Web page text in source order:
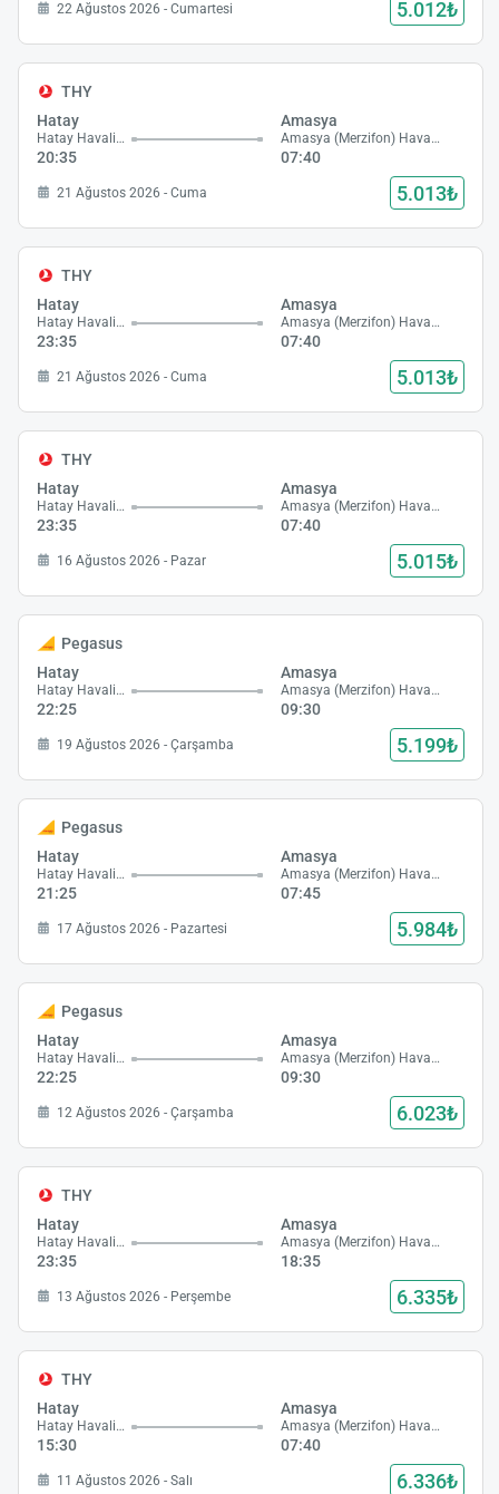
22 Ağustos 2026 - Cumartesi 5.012₺
THY
Hatay
Hatay Havalimanı
20:35
Amasya
Amasya (Merzifon) Havalimanı
07:40
21 Ağustos 2026 - Cuma 5.013₺
THY
Hatay
Hatay Havalimanı
23:35
Amasya
Amasya (Merzifon) Havalimanı
07:40
21 Ağustos 2026 - Cuma 5.013₺
THY
Hatay
Hatay Havalimanı
23:35
Amasya
Amasya (Merzifon) Havalimanı
07:40
16 Ağustos 2026 - Pazar 5.015₺
Pegasus
Hatay
Hatay Havalimanı
22:25
Amasya
Amasya (Merzifon) Havalimanı
09:30
19 Ağustos 2026 - Çarşamba 5.199₺
Pegasus
Hatay
Hatay Havalimanı
21:25
Amasya
Amasya (Merzifon) Havalimanı
07:45
17 Ağustos 2026 - Pazartesi 5.984₺
Pegasus
Hatay
Hatay Havalimanı
22:25
Amasya
Amasya (Merzifon) Havalimanı
09:30
12 Ağustos 2026 - Çarşamba 6.023₺
THY
Hatay
Hatay Havalimanı
23:35
Amasya
Amasya (Merzifon) Havalimanı
18:35
13 Ağustos 2026 - Perşembe 6.335₺
THY
Hatay
Hatay Havalimanı
15:30
Amasya
Amasya (Merzifon) Havalimanı
07:40
11 Ağustos 2026 - Salı 6.336₺